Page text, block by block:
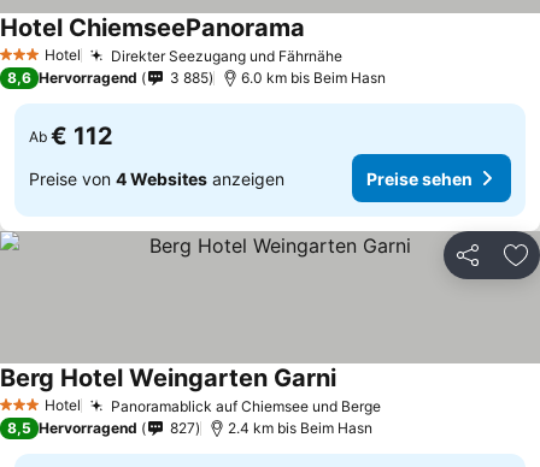
3 SterneHotel Direkter Seezugang und Fährnähe
Hotel ChiemseePanorama
8,6 Hervorragend 3 885 6.0 km bis Beim Hasn
Ab € 112
Preise von 4 Websites anzeigen Preise sehen
Teilen
3 SterneHotel Panoramablick auf Chiemsee und Berge
Berg Hotel Weingarten Garni
8,5 Hervorragend 827 2.4 km bis Beim Hasn